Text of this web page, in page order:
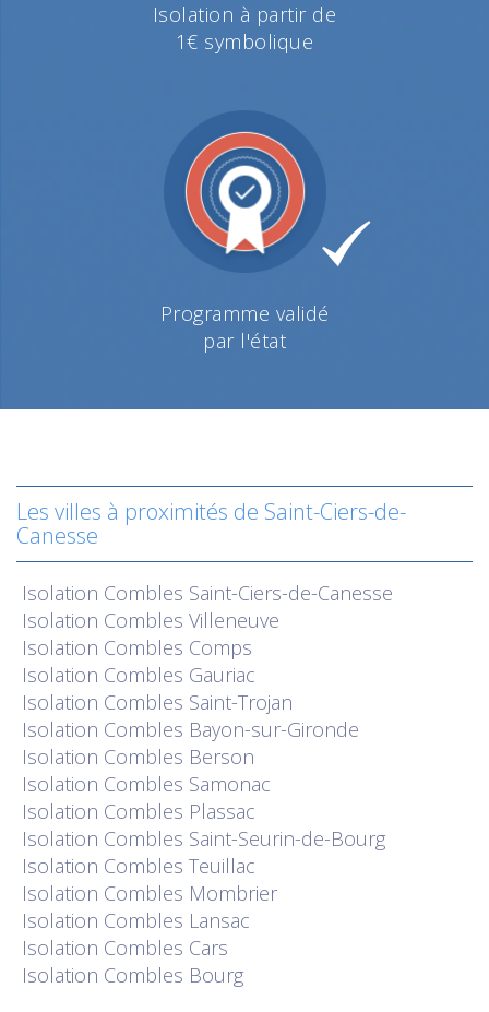
Isolation à partir de
1€ symbolique
Programme validé
par l'état
Les villes à proximités de Saint-Ciers-de-
Canesse
Isolation Combles Saint-Ciers-de-Canesse
Isolation Combles Villeneuve
Isolation Combles Comps
Isolation Combles Gauriac
Isolation Combles Saint-Trojan
Isolation Combles Bayon-sur-Gironde
Isolation Combles Berson
Isolation Combles Samonac
Isolation Combles Plassac
Isolation Combles Saint-Seurin-de-Bourg
Isolation Combles Teuillac
Isolation Combles Mombrier
Isolation Combles Lansac
Isolation Combles Cars
Isolation Combles Bourg